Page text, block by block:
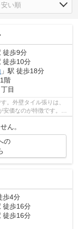
徒歩9分
徒歩10分
」駅 徒歩18分
階
丁目
。外壁タイル張りは、
安価なのが特徴です。中
ん。
の
歩4分
徒歩16分
徒歩16分